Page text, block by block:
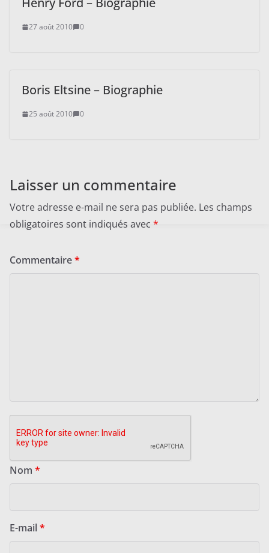
27 août 2010 0
Boris Eltsine – Biographie
25 août 2010 0
Laisser un commentaire
Votre adresse e-mail ne sera pas publiée. Les champs
obligatoires sont indiqués avec *
Commentaire*
Nom *
E-mail*